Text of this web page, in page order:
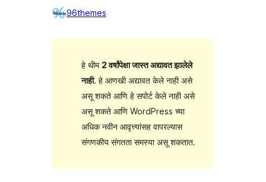
96themes
हे थीम 2 वर्षांपेक्षा जास्त अद्यावत झालेले
नाही. हे आणखी अद्यावत केले नाही असे
असू शकते आणि हे सपोर्ट केले नाही असे
असू शकते आणि WordPress च्या
अधिक नवीन आवृत्त्यांसह वापरल्यास
संगणकीय संगतता समस्या असू शकतात.